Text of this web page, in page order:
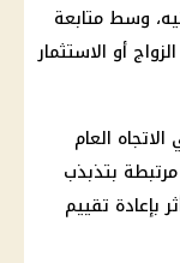
نحو 55800 جنيه، وسط متابعة
أو الاستثمار
العام
بتذبذب
بإعادة تقييم